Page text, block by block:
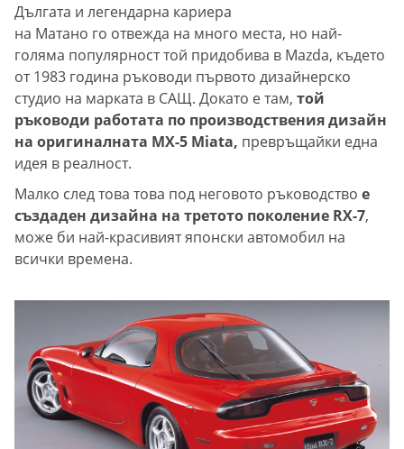
Дългата и легендарна кариера
на Матано го отвежда на много места, но най-
голяма популярност той придобива в Mazda, където
от 1983 година ръководи първото дизайнерско
студио на марката в САЩ. Докато е там, той
ръководи работата по производствения дизайн
на оригиналната MX-5 Miata, превръщайки една
идея в реалност.
Малко след това това под неговото ръководство е
създаден дизайна на третото поколение RX-7,
може би най-красивият японски автомобил на
всички времена.